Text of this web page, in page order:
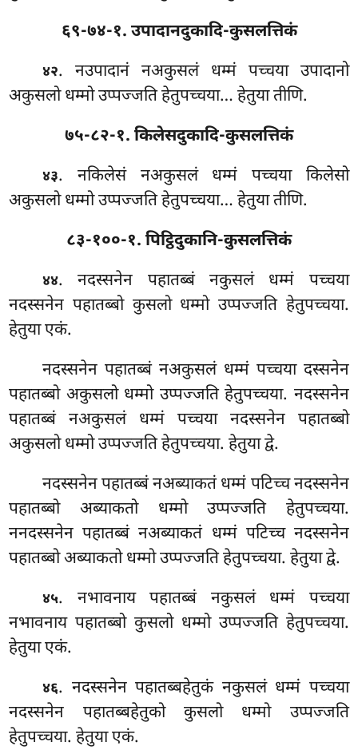
६९-७४-१. उपादानदुकादि-कुसलत्तिकं
४२. नउपादानं नअकुसलं धम्मं पच्चया उपादानो
अकुसलो धम्मोउप्पज्जति हेतुपच्चया… हेतुया तीणि.
७५-८२-१. किलेसदुकादि-कुसलत्तिकं
४३. नकिलेसं नअकुसलं धम्मं पच्चया किलेसो
अकुसलो धम्मो उप्पज्जति हेतुपच्चया… हेतुया तीणि.
८३-१००-१. पिट्ठिदुकानि-कुसलत्तिकं
४४. नदस्सनेन पहातब्बं नकुसलं धम्मं पच्चया
नदस्सनेन पहातब्बो कुसलो धम्मो उप्पज्जति हेतुपच्चया.
हेतुया एकं.
नदस्सनेन पहातब्बं नअकुसलं धम्मं पच्चया दस्सनेन
पहातब्बो अकुसलो धम्मो उप्पज्जति हेतुपच्चया. नदस्सनेन
पहातब्बं नअकुसलं धम्मं पच्चया नदस्सनेन पहातब्बो
अकुसलो धम्मो उप्पज्जति हेतुपच्चया. हेतुया द्वे.
नदस्सनेन पहातब्बं नअब्याकतं धम्मं पटिच्च नदस्सनेन
पहातब्बो अब्याकतो धम्मो उप्पज्जति हेतुपच्चया.
ननदस्सनेन पहातब्बं नअब्याकतं धम्मं पटिच्च नदस्सनेन
पहातब्बो अब्याकतो धम्मो उप्पज्जति हेतुपच्चया. हेतुयाद्वे.
४५. नभावनाय पहातब्बं नकुसलं धम्मं पच्चया
नभावनाय पहातब्बो कुसलो धम्मो उप्पज्जति हेतुपच्चया.
हेतुया एकं.
४६. नदस्सनेनपहातब्बहेतुकं नकुसलं धम्मं पच्चया
नदस्सनेन पहातब्बहेतुको कुसलो धम्मो उप्पज्जति
हेतुपच्चया. हेतुया एकं.